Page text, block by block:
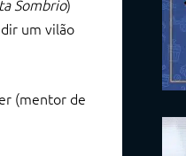
Sombrio)
um vilão
(mentor de